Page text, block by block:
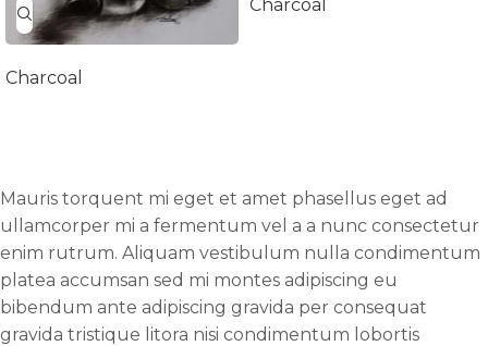
Charcoal
Charcoal
Mauris torquent mi eget et amet phasellus eget ad
ullamcorper mi a fermentum vel a a nunc consectetur
enim rutrum. Aliquam vestibulum nulla condimentum
platea accumsan sed mi montes adipiscing eu
bibendum ante adipiscing gravida per consequat
gravida tristique litora nisi condimentum lobortis